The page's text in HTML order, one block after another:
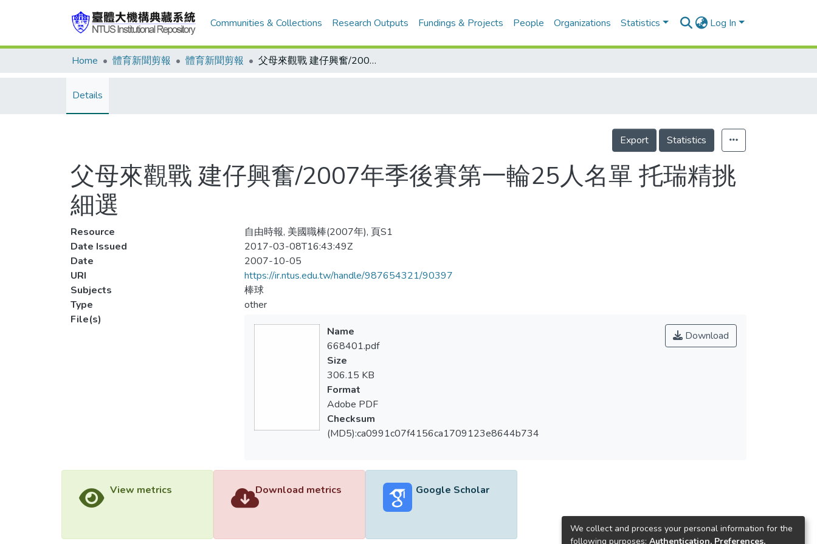
Communities & Collections Research Outputs Fundings & Projects People Organizations Statistics Log In
Home 體育新聞剪報 體育新聞剪報 父母來觀戰 建仔興奮/2007年季後賽第一輪25人名單 托瑞精挑細選
Details
Export Statistics
父母來觀戰 建仔興奮/2007年季後賽第一輪25人名單 托瑞精挑
細選
Resource
自由時報, 美國職棒(2007年), 頁S1
Date Issued
2017-03-08T16:43:49Z
Date
2007-10-05
URI
https://ir.ntus.edu.tw/handle/987654321/90397
Subjects
棒球
Type
other
File(s)
Download
Name
668401.pdf
Size
306.15 KB
Format
Adobe PDF
Checksum
(MD5):ca0991c07f4156ca1709123e8644b734
View metrics Download metrics Google Scholar
We collect and process your personal information for the
following purposes: Authentication, Preferences,